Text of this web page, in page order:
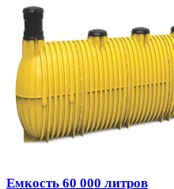
Емкость 60 000 литров